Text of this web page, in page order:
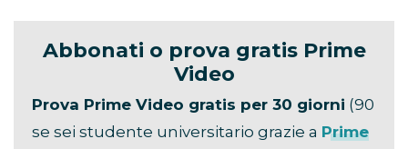
Abbonati o prova gratis Prime
Video
Prova Prime Video gratis per 30 giorni (90
se sei studente universitario grazie a Prime